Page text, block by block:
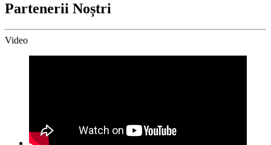
Partenerii Noștri
Video